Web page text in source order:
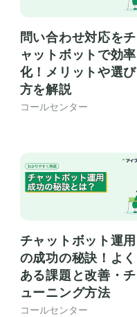
問い合わせ対応をチ
ャットボットで効率
化！メリットや選び
方を解説
コールセンター
チャットボット運用
の成功の秘訣！よく
ある課題と改善・チ
ューニング方法
コールセンター